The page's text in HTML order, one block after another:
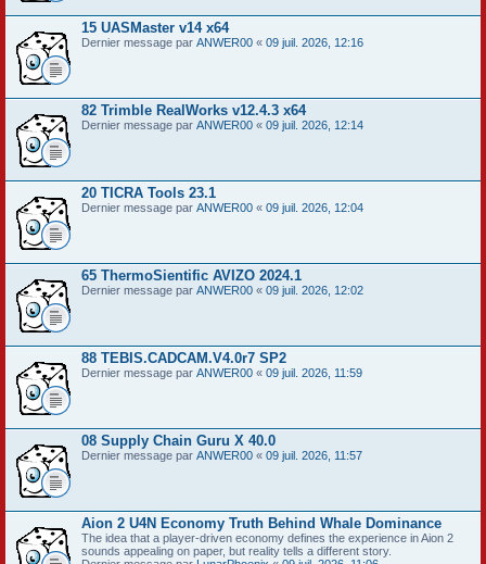
15 UASMaster v14 x64
Dernier message par ANWER00 « 09 juil. 2026, 12:16
82 Trimble RealWorks v12.4.3 x64
Dernier message par ANWER00 « 09 juil. 2026, 12:14
20 TICRA Tools 23.1
Dernier message par ANWER00 « 09 juil. 2026, 12:04
65 ThermoSientific AVIZO 2024.1
Dernier message par ANWER00 « 09 juil. 2026, 12:02
88 TEBIS.CADCAM.V4.0r7 SP2
Dernier message par ANWER00 « 09 juil. 2026, 11:59
08 Supply Chain Guru X 40.0
Dernier message par ANWER00 « 09 juil. 2026, 11:57
Aion 2 U4N Economy Truth Behind Whale Dominance
The idea that a player-driven economy defines the experience in Aion 2
sounds appealing on paper, but reality tells a different story.